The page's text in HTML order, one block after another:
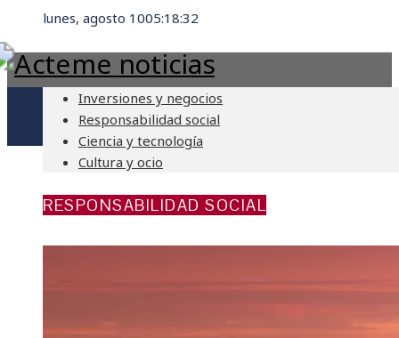
lunes, agosto 1005:18:35
Inversiones y negocios
Responsabilidad social
Ciencia y tecnología
Cultura y ocio
RESPONSABILIDAD SOCIAL